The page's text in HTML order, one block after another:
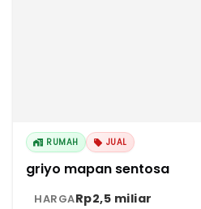
RUMAH JUAL
griyo mapan sentosa
HARGARp2,5 miliar